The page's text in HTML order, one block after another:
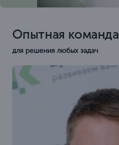
Опытная команда
для решения любых задач